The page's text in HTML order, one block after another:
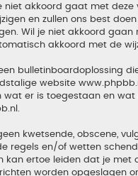
akkoord gaat met deze
en zullen ons best
Wil je niet akkoord gaan
akkoord met de
bulletinboardoplossing
website
er is toegestaan en
kwetsende, obscene,
regels en/of wetten
kan ertoe leiden dat je
worden opgeslagen